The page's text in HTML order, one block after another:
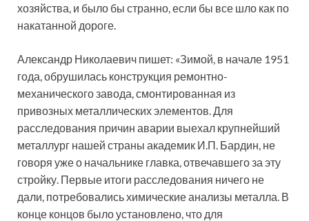
хозяйства, и было бы странно, если бы все шло как по
накатанной дороге.
Александр Николаевич пишет: «Зимой, в начале 1951
года, обрушилась конструкция ремонтно-
механического завода, смонтированная из
привозных металлических элементов. Для
расследования причин аварии выехал крупнейший
металлург нашей страны академик И.П. Бардин, не
говоря уже о начальнике главка, отвечавшего за эту
стройку. Первые итоги расследования ничего не
дали, потребовались химические анализы металла. В
конце концов было установлено, что для